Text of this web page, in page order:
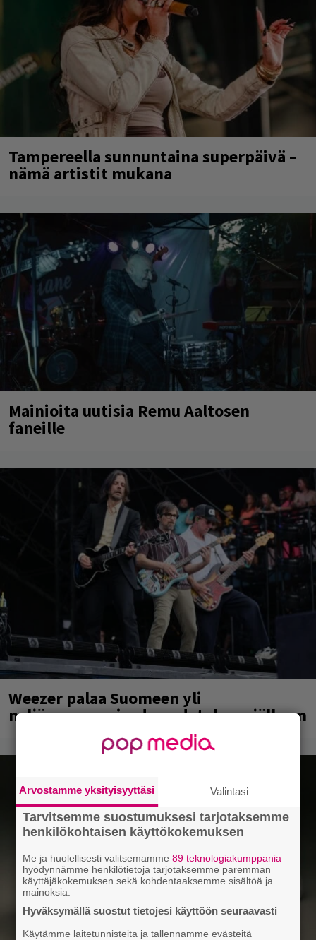
Tampereella sunnuntaina superpäivä –
nämä artistit mukana
Mainioita uutisia Remu Aaltosen
faneille
Weezer palaa Suomeen yli
neljännesvuosisadan odotuksen jälkeen
Arvostamme yksityisyyttäsi Valintasi
Tarvitsemme suostumuksesi tarjotaksemme
henkilökohtaisen käyttökokemuksen
Me ja huolellisesti valitsemamme89 teknologiakumppania
hyödynnämme henkilötietoja tarjotaksemme paremman
käyttäjäkokemuksen sekä kohdentaaksemme sisältöä ja
mainoksia.
Hyväksymällä suostut tietojesi käyttöön seuraavasti
Käytämme laitetunnisteita ja tallennamme evästeitä